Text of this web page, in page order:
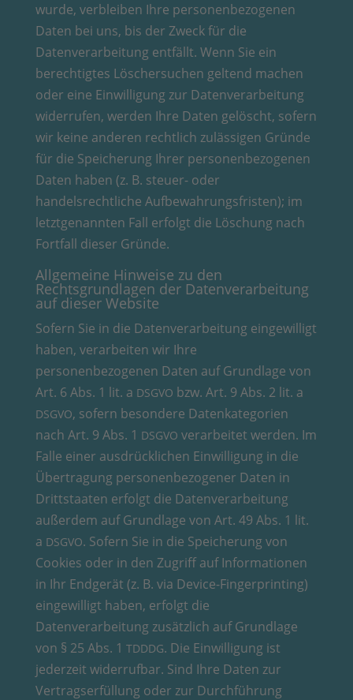
wurde, verbleiben Ihre personenbezogenen
Daten bei uns, bis der Zweck für die
Datenverarbeitung entfällt. Wenn Sie ein
berechtigtes Löschersuchen geltend machen
oder eine Einwilligung zur Datenverarbeitung
widerrufen, werden Ihre Daten gelöscht, sofern
wir keine anderen rechtlich zulässigen Gründe
für die Speicherung Ihrer personenbezogenen
Daten haben (z. B. steuer- oder
handelsrechtliche Aufbewahrungsfristen); im
letztgenannten Fall erfolgt die Löschung nach
Fortfall dieser Gründe.
Allgemeine Hinweise zu den
Rechtsgrundlagen der Datenverarbeitung
auf dieser Website
Sofern Sie in die Datenverarbeitung eingewilligt
haben, verarbeiten wir Ihre
personenbezogenen Daten auf Grundlage von
Art. 6 Abs. 1 lit. a DSGVO bzw. Art. 9 Abs. 2 lit. a
DSGVO, sofern besondere Datenkategorien
nach Art. 9 Abs. 1 DSGVO verarbeitet werden. Im
Falle einer ausdrücklichen Einwilligung in die
Übertragung personenbezogener Daten in
Drittstaaten erfolgt die Datenverarbeitung
außerdem auf Grundlage von Art. 49 Abs. 1 lit.
a DSGVO. Sofern Sie in die Speicherung von
Cookies oder in den Zugriff auf Informationen
in Ihr Endgerät (z. B. via Device-Fingerprinting)
eingewilligt haben, erfolgt die
Datenverarbeitung zusätzlich auf Grundlage
von § 25 Abs. 1 TDDDG. Die Einwilligung ist
jederzeit widerrufbar. Sind Ihre Daten zur
Vertragserfüllung oder zur Durchführung